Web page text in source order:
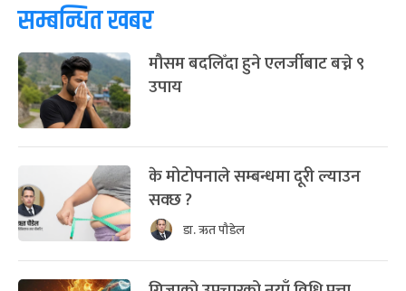
सम्बन्धित खबर
मौसम बदलिँदा हुने एलर्जीबाट बच्ने ९
उपाय
के मोटोपनाले सम्बन्धमा दूरी ल्याउन
सक्छ ?
डा. ऋत पौडेल